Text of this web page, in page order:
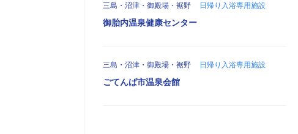
三島・沼津・御殿場・裾野 日帰り入浴専用施設
御胎内温泉健康センター
三島・沼津・御殿場・裾野 日帰り入浴専用施設
ごてんば市温泉会館